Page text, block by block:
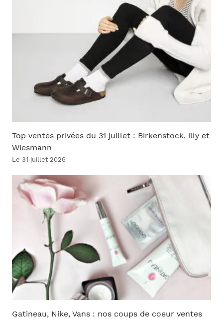
Top ventes privées du 31 juillet : Birkenstock, illy et
Wiesmann
Le 31 juillet 2026
Gatineau, Nike, Vans : nos coups de coeur ventes